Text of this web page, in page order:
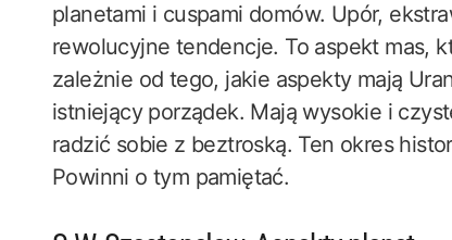
planetami i cuspami domów. Upór,
rewolucyjne tendencje. To aspekt mas,
zależnie od tego, jakie aspekty mają
istniejący porządek. Mają wysokie i
radzić sobie z beztroską. Ten okres
Powinni o tym pamiętać.